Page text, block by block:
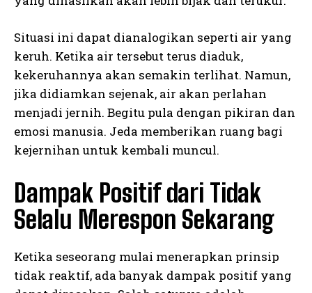
Situasi ini dapat dianalogikan seperti air yang
keruh. Ketika air tersebut terus diaduk,
kekeruhannya akan semakin terlihat. Namun,
jika didiamkan sejenak, air akan perlahan
menjadi jernih. Begitu pula dengan pikiran dan
emosi manusia. Jeda memberikan ruang bagi
kejernihan untuk kembali muncul.
Dampak Positif dari Tidak
Selalu Merespon Sekarang
Ketika seseorang mulai menerapkan prinsip
tidak reaktif, ada banyak dampak positif yang